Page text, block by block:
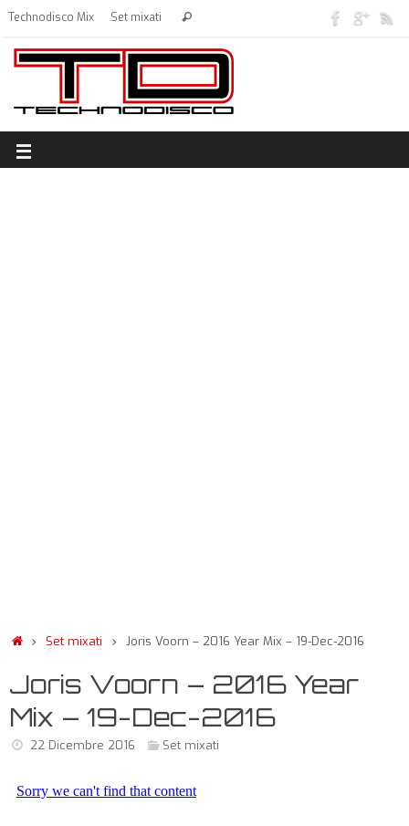
Technodisco Mix Set mixati
Set mixati Joris Voorn – 2016 Year Mix – 19-Dec-2016
Joris Voorn – 2016 Year
Mix – 19-Dec-2016
22 Dicembre 2016 Set mixati